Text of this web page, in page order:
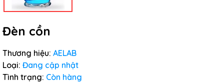
Đèn cồn
Thương hiệu: AELAB
Loại: Đang cập nhật
Tình trạng: Còn hàng